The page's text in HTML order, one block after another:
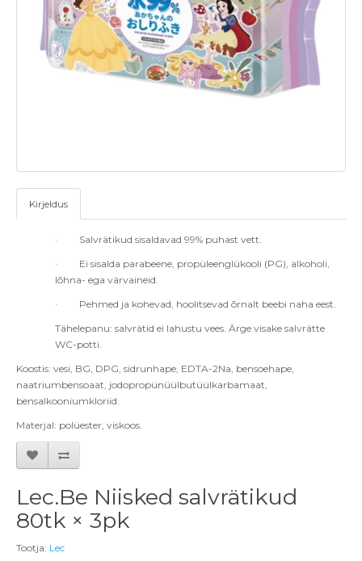
Kirjeldus
·
Salvrätikud sisaldavad 99% puhast vett.
·
Ei sisalda parabeene, propüleenglükooli (PG), alkoholi,
lõhna- ega värvaineid.
·
Pehmed ja kohevad, hoolitsevad õrnalt beebi naha eest.
Tähelepanu: salvrätid ei lahustu vees. Ärge visake salvrätte
WC-potti.
Koostis: vesi, BG, DPG, sidrunhape, EDTA-2Na, bensoehape,
naatriumbensoaat, jodopropünüülbutüülkarbamaat,
bensalkooniumkloriid.
Materjal: polüester, viskoos.
Lec.Be Niisked salvrätikud
80tk × 3pk
Tootja: Lec